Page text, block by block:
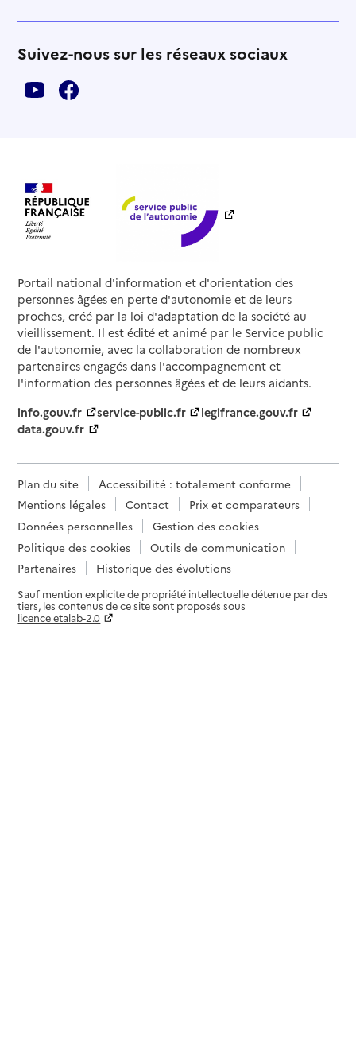
Suivez-nous sur les réseaux sociaux
Portail national d'information et d'orientation des
personnes âgées en perte d'autonomie et de leurs
proches, créé par la loi d'adaptation de la société au
vieillissement. Il est édité et animé par le Service public
de l'autonomie, avec la collaboration de nombreux
partenaires engagés dans l'accompagnement et
l'information des personnes âgées et de leurs aidants.
info.gouv.fr
service-public.fr
legifrance.gouv.fr
data.gouv.fr
Plan du site
Accessibilité : totalement conforme
Mentions légales
Contact
Prix et comparateurs
Données personnelles
Gestion des cookies
Politique des cookies
Outils de communication
Partenaires
Historique des évolutions
Sauf mention explicite de propriété intellectuelle détenue par des
tiers, les contenus de ce site sont proposés sous
licence etalab-2.0